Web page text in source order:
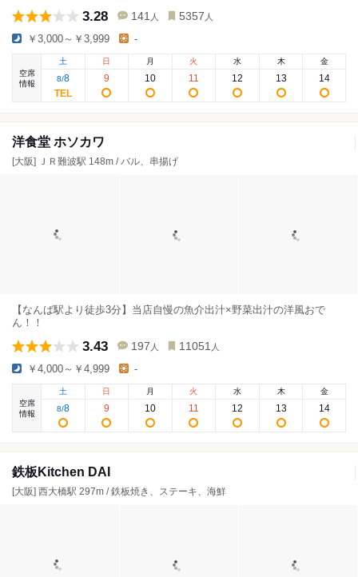
3.28 141 人 5357 人
￥3,000～￥3,999 -
空席
情報
土
8/8
日
9
月
10
火
11
水
12
木
13
金
14
洋食堂 ホソカワ
[大阪] ＪＲ難波駅 148m / バル、串揚げ
【なんば駅より徒歩3分】当店自慢の魚介出汁×野菜出汁の洋風おで
ん！！
3.43 197 人 11051 人
￥4,000～￥4,999 -
空席
情報
土
8/8
日
9
月
10
火
11
水
12
木
13
金
14
鉄板Kitchen DAI
[大阪] 西大橋駅 297m / 鉄板焼き、ステーキ、海鮮